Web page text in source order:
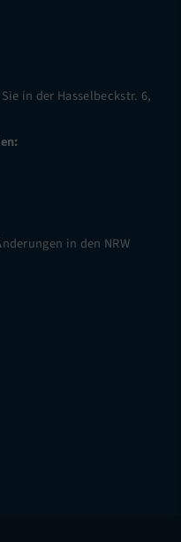
in der Hasselbeckstr. 6,
in den NRW